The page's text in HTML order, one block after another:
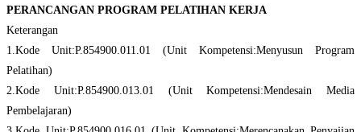
PERANCANGAN PROGRAM PELATIHAN KERJA
Keterangan
1.Kode Unit:P.854900.011.01 (Unit Kompetensi:Menyusun Program
Pelatihan)
2.Kode Unit:P.854900.013.01 (Unit Kompetensi:Mendesain Media
Pembelajaran)